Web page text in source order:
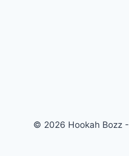
© 2026 Hookah Bozz -